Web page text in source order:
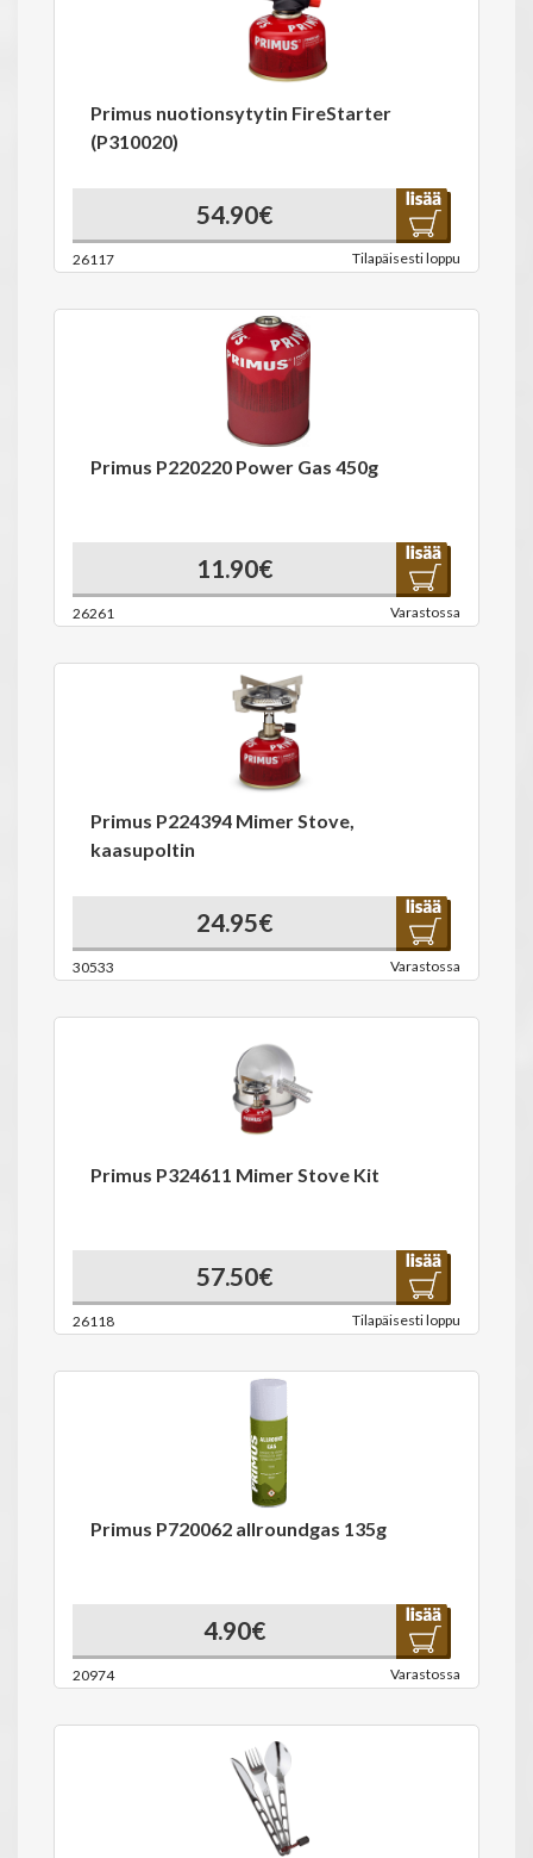
Primus nuotionsytytin FireStarter
(P310020)
54.90€
26117 Tilapäisesti loppu
Primus P220220 Power Gas 450g
11.90€
26261 Varastossa
Primus P224394 Mimer Stove,
kaasupoltin
24.95€
30533 Varastossa
Primus P324611 Mimer Stove Kit
57.50€
26118 Tilapäisesti loppu
Primus P720062 allroundgas 135g
4.90€
20974 Varastossa